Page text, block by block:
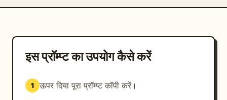
इस प्रॉम्प्ट का उपयोग कैसे करें
1 ऊपर दिया पूरा प्रॉम्प्ट कॉपी करें।